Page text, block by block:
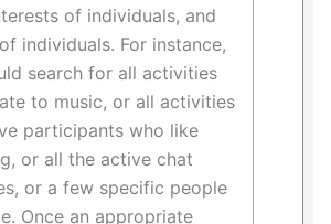
of individuals, and
individuals. For instance,
search for all activities
to music, or all activities
participants who like
or all the active chat
or a few specific people
Once an appropriate